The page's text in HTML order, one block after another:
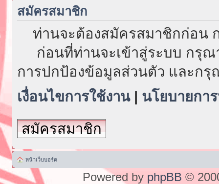
สมัครสมาชิก
ท่านจะต้องสมัครสมาชิกก่อน
ก่อนที่ท่านจะเข้าสู่ระบบ กรุณ
การปกป้องข้อมูลส่วนตัว และก
เงื่อนไขการใช้งาน| นโยบายกา
สมัครสมาชิก
หน้าเว็บบอร์ด
Powered by phpBB ©